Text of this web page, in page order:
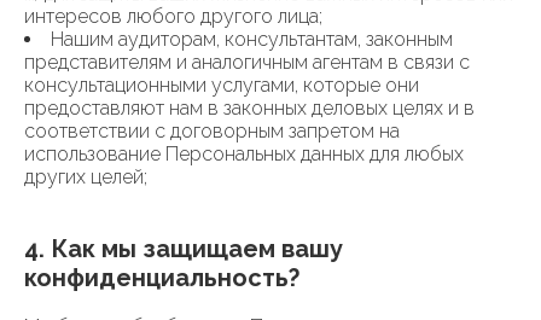
интересов любого другого лица;
Нашим аудиторам, консультантам, законным
представителям и аналогичным агентам в связи с
консультационными услугами, которые они
предоставляют нам в законных деловых целях и в
соответствии с договорным запретом на
использование Персональных данных для любых
других целей;
4. Как мы защищаем вашу
конфиденциальность?